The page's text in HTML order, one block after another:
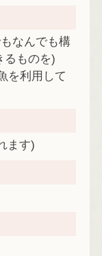
なんでも構
るものを)
を利用して
ます)